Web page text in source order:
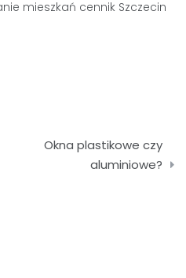
mieszkań cennik Szczecin
Okna plastikowe czy
aluminiowe?